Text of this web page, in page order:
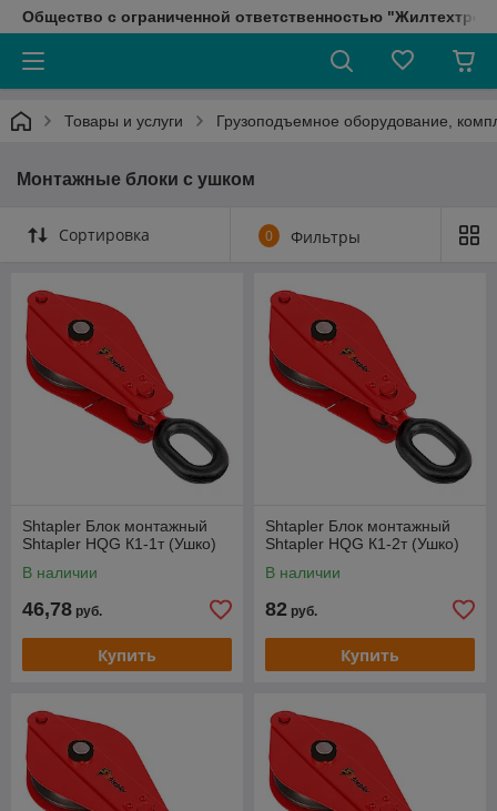
Общество с ограниченной ответственностью
Товары и услуги Грузоподъемное оборудование,
Монтажные блоки с ушком
Сортировка 0 Фильтры
Shtapler Блок монтажный
Shtapler HQG К1-1т (Ушко)
В наличии
46,78 руб.
Купить
Shtapler Блок монтажный
Shtapler HQG К1-2т (Ушко)
В наличии
82 руб.
Купить